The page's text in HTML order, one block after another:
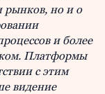
рынков, но и о
и более
Платформы
с этим
видение